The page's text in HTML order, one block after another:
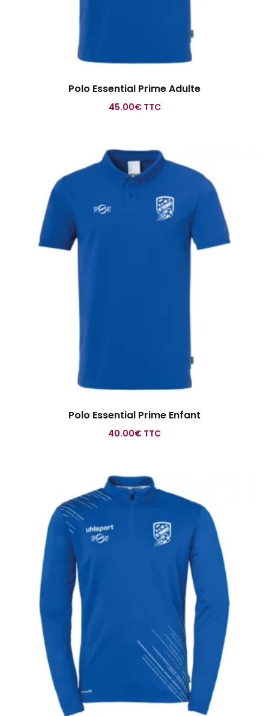
Polo Essential Prime Adulte
45.00€ TTC
Polo Essential Prime Enfant
40.00€ TTC